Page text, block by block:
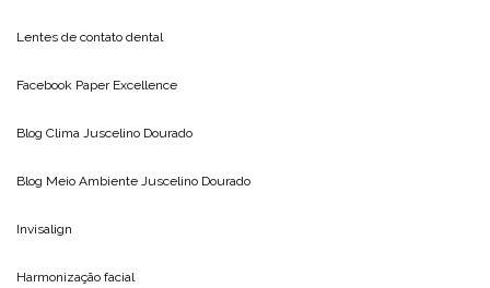
Lentes de contato dental
Facebook Paper Excellence
Blog Clima Juscelino Dourado
Blog Meio Ambiente Juscelino Dourado
Invisalign
Harmonização facial